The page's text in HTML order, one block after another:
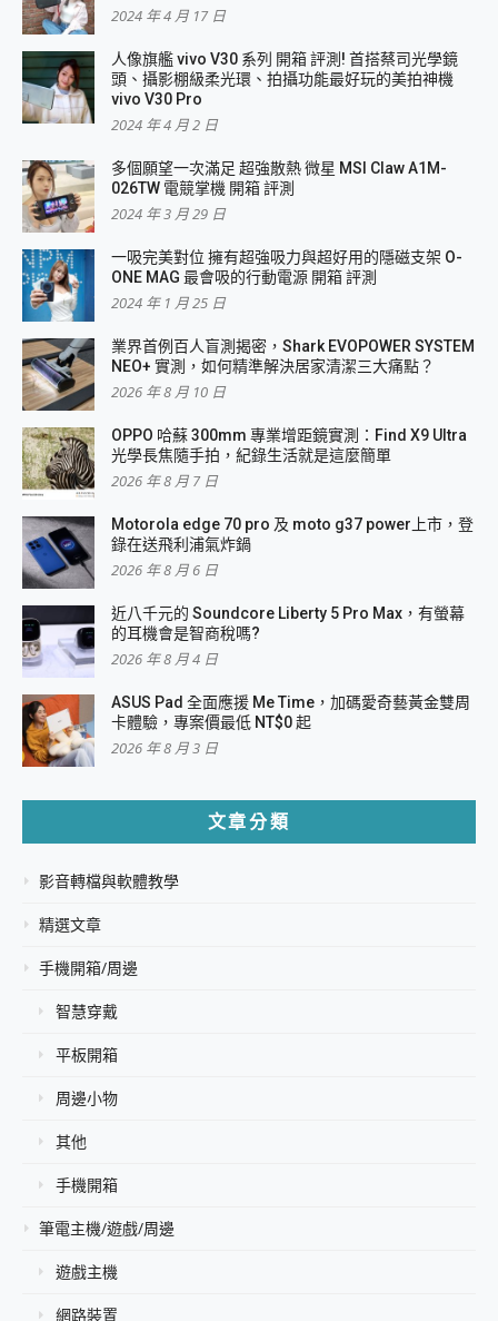
2024 年 4 月 17 日
人像旗艦 vivo V30 系列 開箱 評測! 首搭蔡司光學鏡
頭、攝影棚級柔光環、拍攝功能最好玩的美拍神機
vivo V30 Pro
2024 年 4 月 2 日
多個願望一次滿足 超強散熱 微星 MSI Claw A1M-
026TW 電競掌機 開箱 評測
2024 年 3 月 29 日
一吸完美對位 擁有超強吸力與超好用的隱磁支架 O-
ONE MAG 最會吸的行動電源 開箱 評測
2024 年 1 月 25 日
業界首例百人盲測揭密，Shark EVOPOWER SYSTEM
NEO+ 實測，如何精準解決居家清潔三大痛點？
2026 年 8 月 10 日
OPPO 哈蘇 300mm 專業增距鏡實測：Find X9 Ultra
光學長焦隨手拍，紀錄生活就是這麼簡單
2026 年 8 月 7 日
Motorola edge 70 pro 及 moto g37 power上市，登
錄在送飛利浦氣炸鍋
2026 年 8 月 6 日
近八千元的 Soundcore Liberty 5 Pro Max，有螢幕
的耳機會是智商稅嗎?
2026 年 8 月 4 日
ASUS Pad 全面應援 Me Time，加碼愛奇藝黃金雙周
卡體驗，專案價最低 NT$0 起
2026 年 8 月 3 日
文章分類
影音轉檔與軟體教學
精選文章
手機開箱/周邊
智慧穿戴
平板開箱
周邊小物
其他
手機開箱
筆電主機/遊戲/周邊
遊戲主機
網路裝置